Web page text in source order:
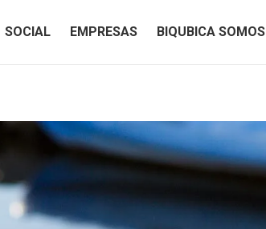
SOCIAL EMPRESAS BIQUBICA SOMOS
SOCIAL EMPRESAS BIQUBICA SOMOS